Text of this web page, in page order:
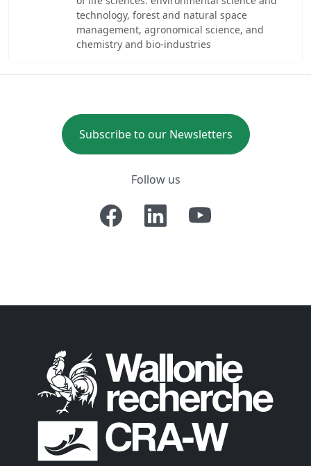
technology, forest and natural space
management, agronomical science, and
chemistry and bio-industries
Subscribe to our Newsletters
Follow us